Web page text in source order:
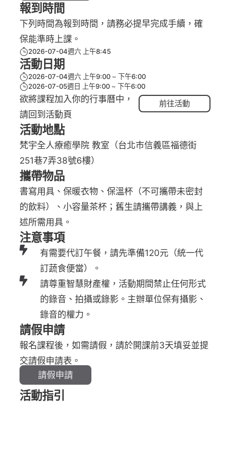
報到時間
下列時間為報到時間，請務必提早完成手續，確
保能準時上課。
2026-07-04週六 上午8:45
活動日期
2026-07-04週六 上午9:00
下午6:00
2026-07-05週日 上午9:00
下午6:00
欲將課程加入你的行事曆中，
請回到活動頁
前往活動
活動地點
梵宇全人療癒學院 教室（台北市信義區福德街
251巷7弄38號6樓）
攜帶物品
書寫用具、保暖衣物、保溫杯（不可攜帶未密封
的飲料）、小容量茶杯；舊生請攜帶講義，與上
述所需用具。
注意事項
有需要代訂午餐，請先準備120元（統一代
訂蔬食便當）。
請尊重智慧財產權，活動期間禁止任何形式
的錄音、拍攝或錄影。主辦單位保有攝影、
錄音的權力。
請假申請
報名課程後，如需請假，請於開課前3天填妥並提
交請假申請表。
請假申請
活動指引